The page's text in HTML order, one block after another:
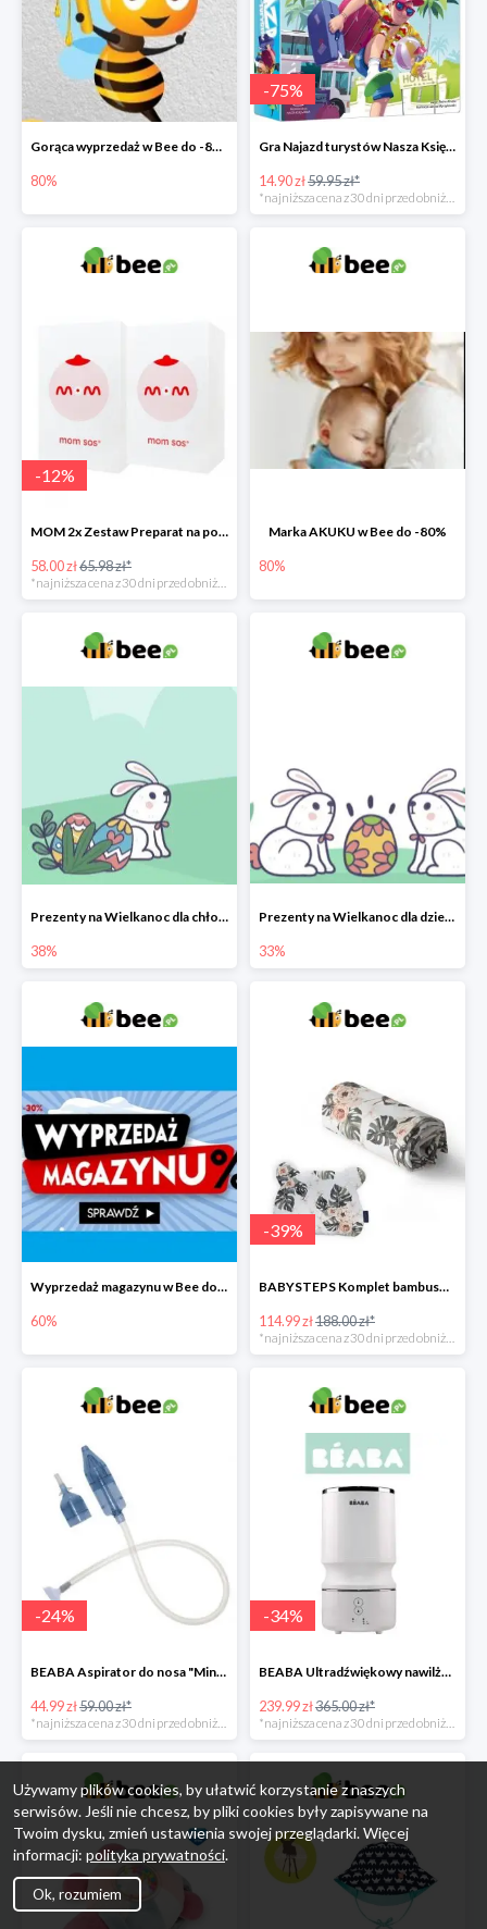
Gorąca wyprzedaż w Bee do -80%
80%
-75%
Gra Najazd turystów Nasza Księgarnia -75%
14.90 zł59.95 zł*
-12%
MOM 2x Zestaw Preparat na poprawę laktacji na mleku słodowym -12%
58.00 zł65.98 zł*
*najniższa cena z 30 dni przed obniżką
Marka AKUKU w Bee do -80%
80%
Prezenty na Wielkanoc dla chłopców w Bee do -38%
38%
Prezenty na Wielkanoc dla dziewczynek w Bee do -33%
33%
Wyprzedaż magazynu w Bee do -60%
60%
-39%
BABYSTEPS Komplet bambusowy poduszka i otulacz M Pustynne kwiaty -39%
114.99 zł188.00 zł*
-24%
BEABA Aspirator do nosa "Minidoo" -24%
44.99 zł59.00 zł*
*najniższa cena z 30 dni przed obniżką
-34%
BEABA Ultradźwiękowy nawilżacz powietrza White -34%
239.99 zł365.00 zł*
*najniższa cena z 30 dni przed obniżką
Używamy plików cookies, by ułatwić korzystanie z naszych
serwisów. Jeśli nie chcesz, by pliki cookies były zapisywane na
Twoim dysku, zmień ustawienia swojej przeglądarki. Więcej
informacji: polityka prywatności.
Ok, rozumiem